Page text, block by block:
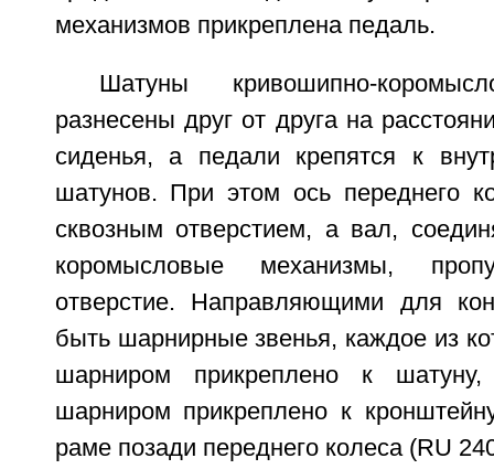
механизмов прикреплена педаль.
Шатуны кривошипно-
разнесены друг от друга на
сиденья, а педали крепятся к
шатунов. При этом ось переднего
сквозным отверстием, а вал,
коромысловые механизмы,
отверстие. Направляющими для
быть шарнирные звенья, каждое из
шарниром прикреплено к
шарниром прикреплено к
раме позади переднего колеса (RU